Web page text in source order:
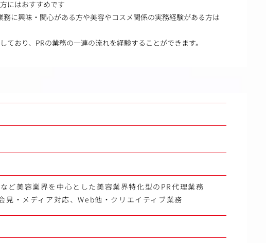
にはおすすめです
に興味・関心がある方や美容やコスメ関係の実務経験がある方は
おり、PRの業務の一連の流れを経験することができます。
ど美容業界を中心とした美容業界特化型のPR代理業務
見・メディア対応、Web他・クリエイティブ業務